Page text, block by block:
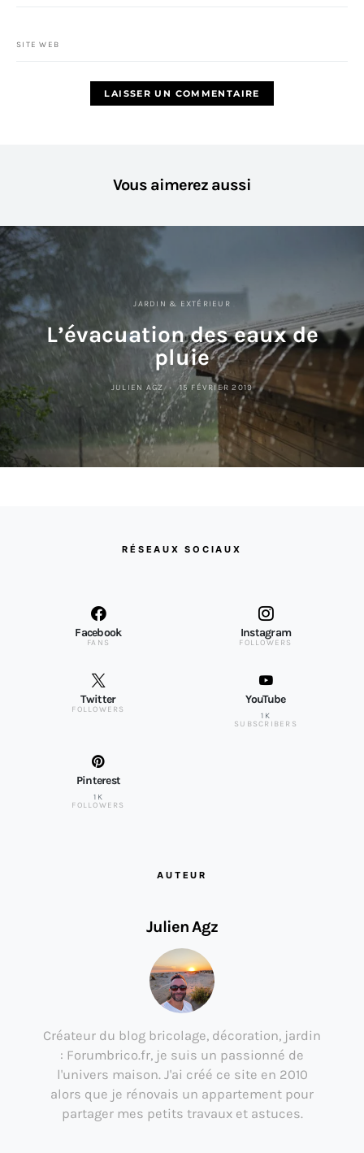
SITE WEB
Vous aimerez aussi
JARDIN & EXTÉRIEUR
L’évacuation des eaux de
pluie
JULIEN AGZ 15 FÉVRIER 2019
RÉSEAUX SOCIAUX
Facebook
FANS
Instagram
FOLLOWERS
Twitter
FOLLOWERS
YouTube
1K
SUBSCRIBERS
Pinterest
1K
FOLLOWERS
AUTEUR
Julien Agz
Créateur du blog bricolage, décoration, jardin
: Forumbrico.fr, je suis un passionné de
l'univers maison. J'ai créé ce site en 2010
alors que je rénovais un appartement pour
partager mes petits travaux et astuces.